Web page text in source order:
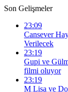
Son Gelişmeler
23:09
Cansever
Verilecek
23:19
Gupi ve
filmi oluyor
23:19
M Lisa ve